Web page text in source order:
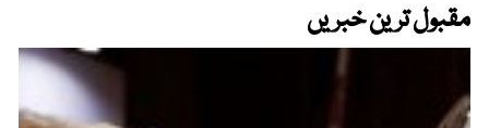
مقبول ترین خبریں